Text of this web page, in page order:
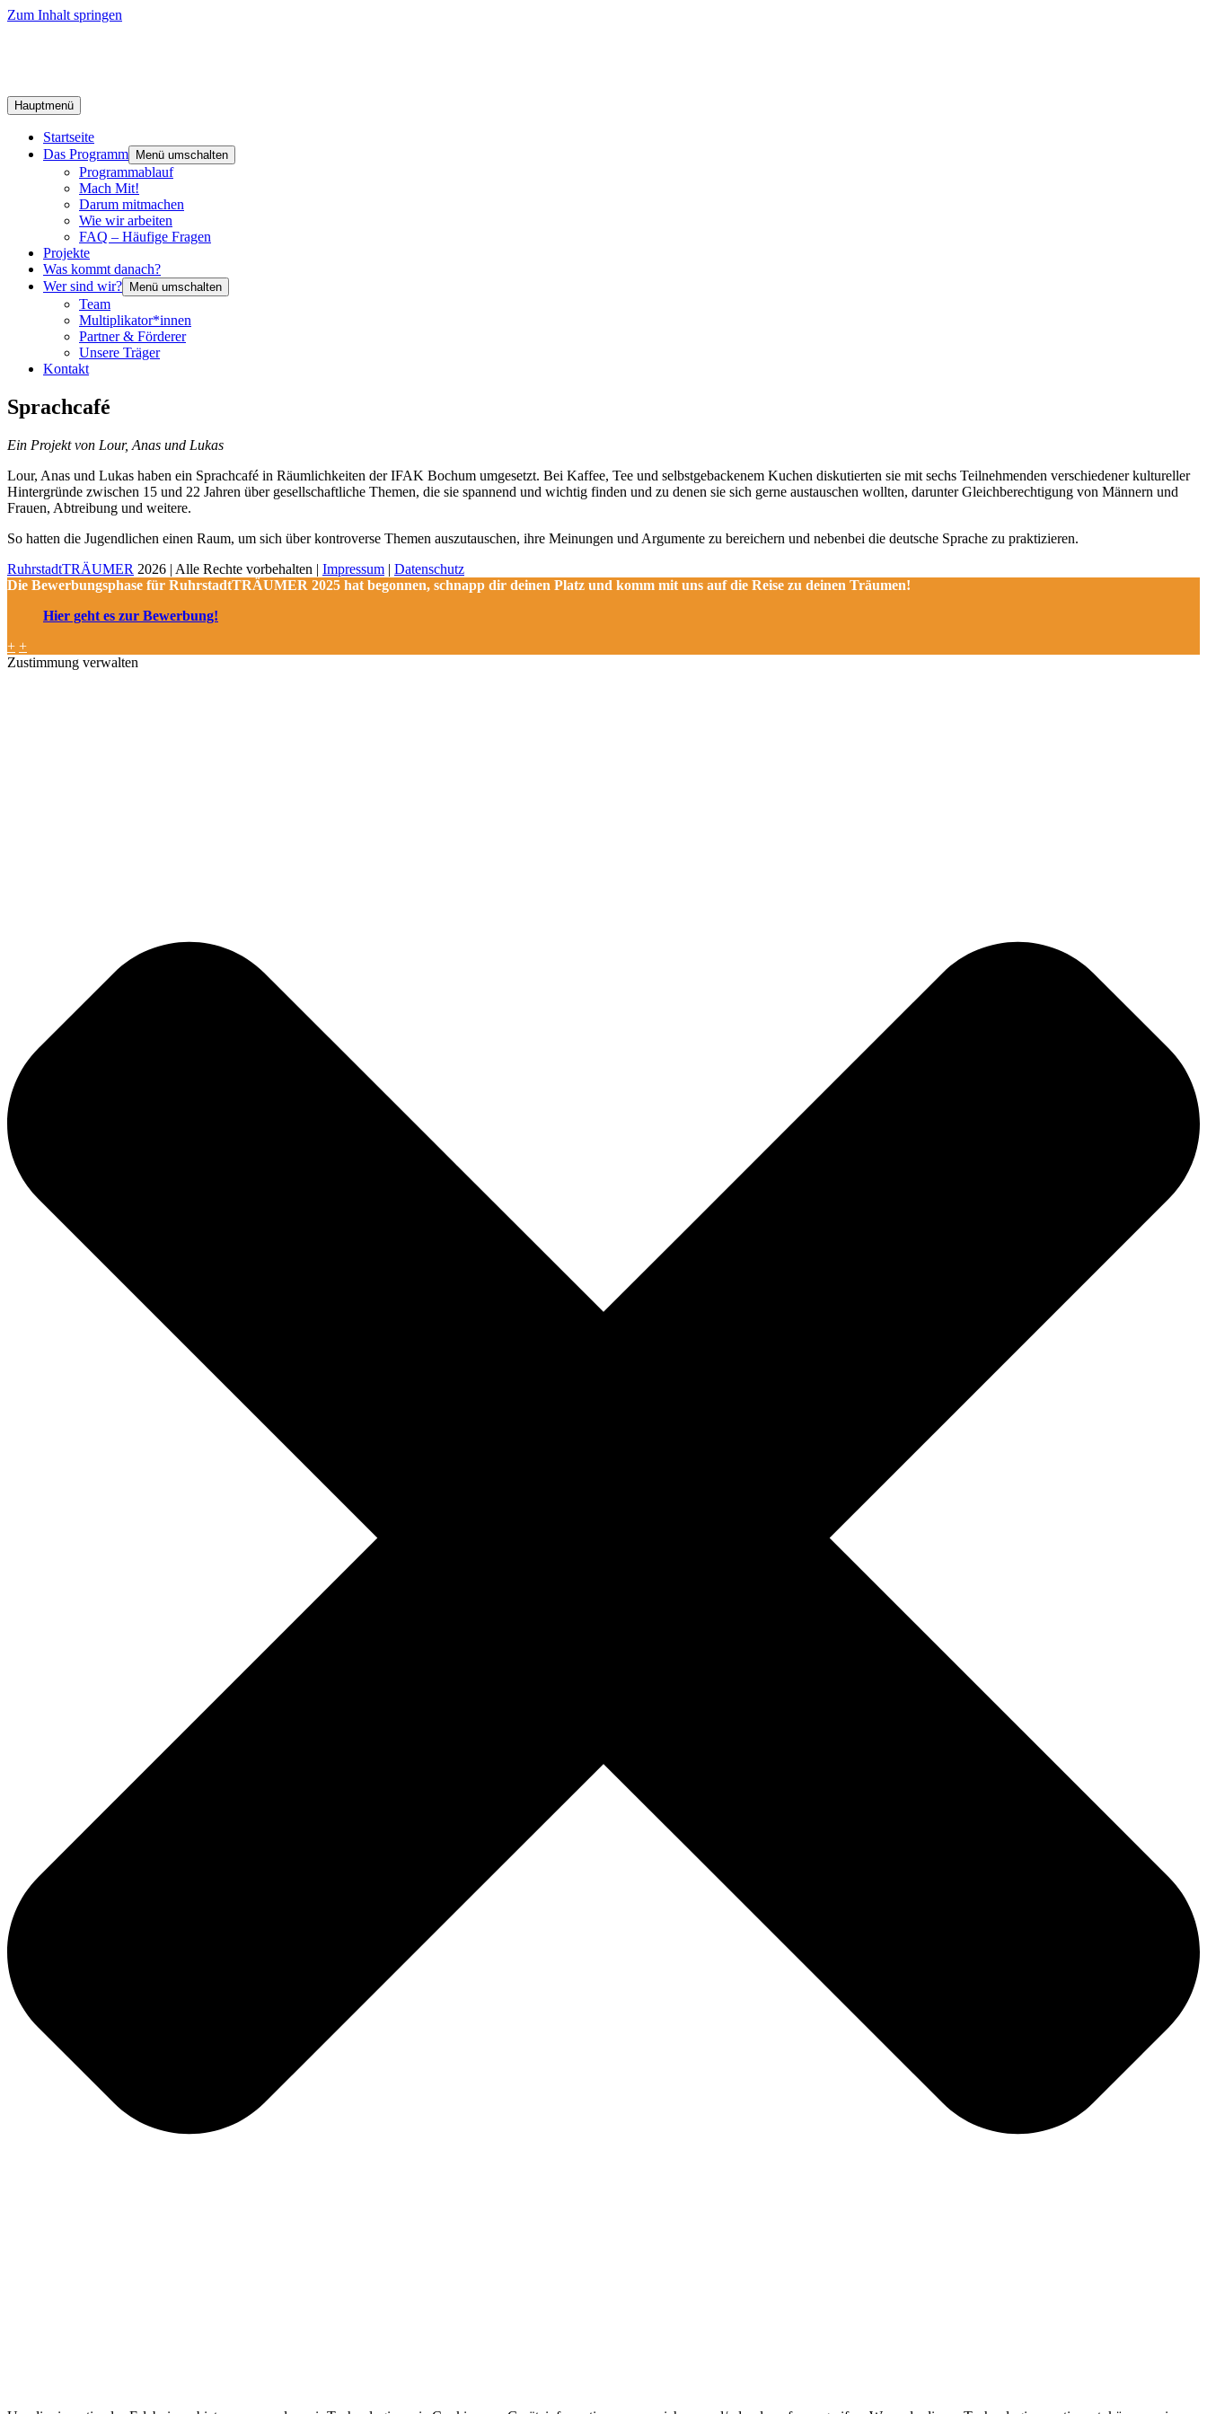
Zum Inhalt springen
Hauptmenü
Startseite
Das Programm
Menü umschalten
Programmablauf
Mach Mit!
Darum mitmachen
Wie wir arbeiten
FAQ – Häufige Fragen
Projekte
Was kommt danach?
Wer sind wir?
Menü umschalten
Team
Multiplikator*innen
Partner & Förderer
Unsere Träger
Kontakt
Sprachcafé
Ein Projekt von Lour, Anas und Lukas
Lour, Anas und Lukas haben ein Sprachcafé in Räumlichkeiten der IFAK Bochum umgesetzt. Bei Kaffee, Tee und selbstgebackenem Kuchen diskutierten sie mit sechs Teilnehmenden verschiedener kultureller
Hintergründe zwischen 15 und 22 Jahren über gesellschaftliche Themen, die sie spannend und wichtig finden und zu denen sie sich gerne austauschen wollten, darunter Gleichberechtigung von Männern und
Frauen, Abtreibung und weitere.
So hatten die Jugendlichen einen Raum, um sich über kontroverse Themen auszutauschen, ihre Meinungen und Argumente zu bereichern und nebenbei die deutsche Sprache zu praktizieren.
RuhrstadtTRÄUMER 2026 | Alle Rechte vorbehalten | Impressum | Datenschutz
Die Bewerbungsphase für RuhrstadtTRÄUMER 2025 hat begonnen, schnapp dir deinen Platz und komm mit uns auf die Reise zu deinen Träumen!
Hier geht es zur Bewerbung!
+ +
Zustimmung verwalten